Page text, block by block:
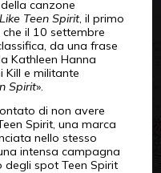
canzone
Teen Spirit, il primo
il 10 settembre
da una frase
Kathleen Hanna
Kill e militante
Spirit».
di non avere
Spirit, una marca
nello stesso
intensa campagna
degli spot Teen Spirit